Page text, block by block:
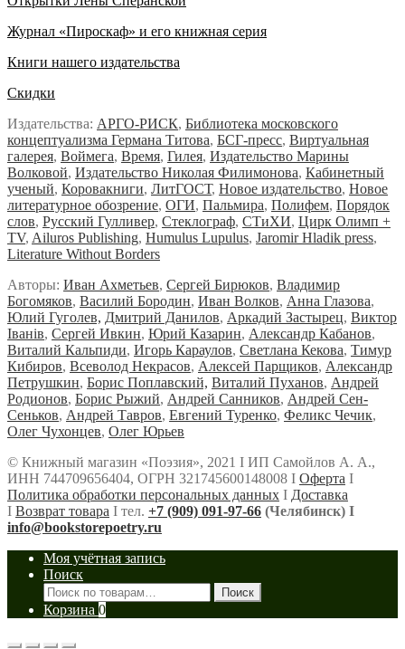
Журнал «Пироскаф» и его книжная серия
Книги нашего издательства
Скидки
Издательства: АРГО-РИСК, Библиотека московского
концептуализма Германа Титова, БСГ-пресс, Виртуальная
галерея, Воймега, Время, Гилея, Издательство Марины
Волковой, Издательство Николая Филимонова, Кабинетный
ученый, Коровакниги, ЛитГОСТ, Новое издательство, Новое
литературное обозрение, ОГИ, Пальмира, Полифем, Порядок
слов, Русский Гулливер, Стеклограф, СТиХИ, Цирк Олимп +
TV, Ailuros Publishing, Humulus Lupulus, Jaromir Hladik press,
Literature Without Borders
Авторы: Иван Ахметьев, Сергей Бирюков, Владимир
Богомяков, Василий Бородин, Иван Волков, Анна Глазова,
Юлий Гуголев, Дмитрий Данилов, Аркадий Застырец, Виктор
Iванiв, Сергей Ивкин, Юрий Казарин, Александр Кабанов,
Виталий Кальпиди, Игорь Караулов, Светлана Кекова, Тимур
Кибиров, Всеволод Некрасов, Алексей Парщиков, Александр
Петрушкин, Борис Поплавский, Виталий Пуханов, Андрей
Родионов, Борис Рыжий, Андрей Санников, Андрей Сен-
Сеньков, Андрей Тавров, Евгений Туренко, Феликс Чечик,
Олег Чухонцев, Олег Юрьев
© Книжный магазин «Поэзия», 2021 Ι ИП Самойлов А. А.,
ИНН 744709656404, ОГРН 321745600148008 Ι Оферта Ι
Политика обработки персональных данных Ι Доставка
Ι Возврат товара Ι тел. +7 (909) 091-97-66 (Челябинск) Ι
info@bookstorepoetry.ru
Моя учётная запись
Поиск
Искать:
Поиск
Корзина 0